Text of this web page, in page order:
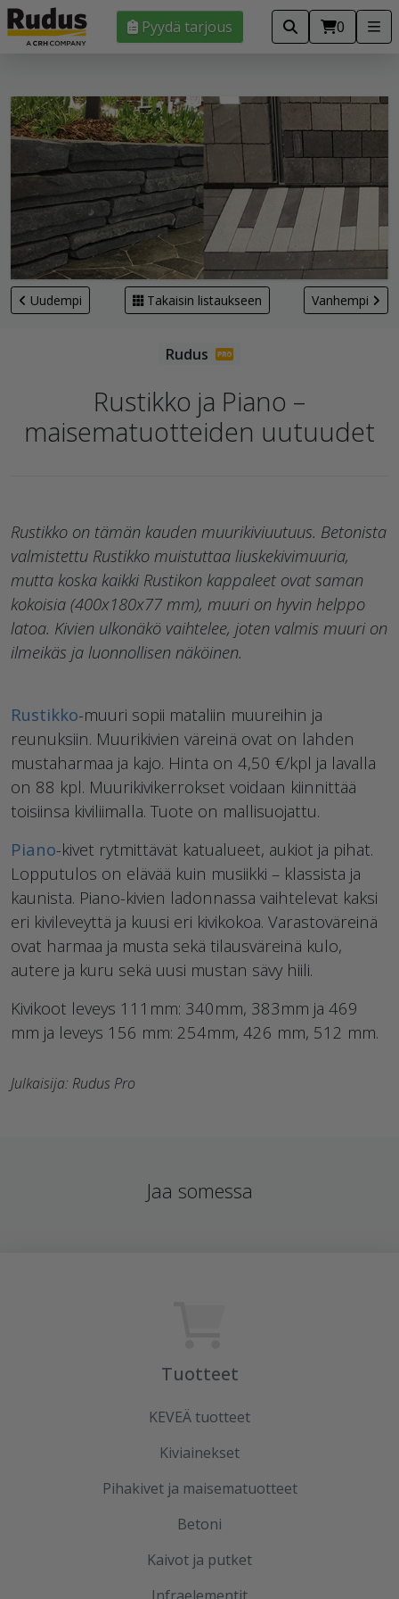
Pyydä tarjous 0
Uudempi Takaisin listaukseen Vanhempi
Rustikko ja Piano –
maisematuotteiden uutuudet
Rustikko on tämän kauden muurikiviuutuus. Betonista
valmistettu Rustikko muistuttaa liuskekivimuuria,
mutta koska kaikki Rustikon kappaleet ovat saman
kokoisia (400x180x77 mm), muuri on hyvin helppo
latoa. Kivien ulkonäkö vaihtelee, joten valmis muuri on
ilmeikäs ja luonnollisen näköinen.
Rustikko-muuri sopii mataliin muureihin ja
reunuksiin. Muurikivien väreinä ovat on lahden
mustaharmaa ja kajo. Hinta on 4,50 €/kpl ja lavalla
on 88 kpl. Muurikivikerrokset voidaan kiinnittää
toisiinsa kiviliimalla. Tuote on mallisuojattu.
Piano-kivet rytmittävät katualueet, aukiot ja pihat.
Lopputulos on elävää kuin musiikki – klassista ja
kaunista. Piano-kivien ladonnassa vaihtelevat kaksi
eri kivileveyttä ja kuusi eri kivikokoa. Varastoväreinä
ovat harmaa ja musta sekä tilausväreinä kulo,
autere ja kuru sekä uusi mustan sävy hiili.
Kivikoot leveys 111mm: 340mm, 383mm ja 469
mm ja leveys 156 mm: 254mm, 426 mm, 512 mm.
Julkaisija: Rudus Pro
Jaa somessa
Tuotteet
KEVEÄ tuotteet
Kiviainekset
Pihakivet ja maisematuotteet
Betoni
Kaivot ja putket